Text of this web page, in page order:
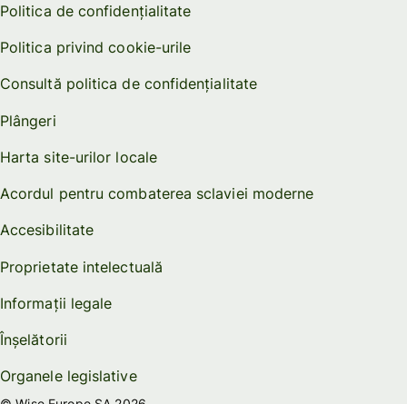
Politica de confidențialitate
Politica privind cookie-urile
Consultă politica de confidențialitate
Plângeri
Harta site-urilor locale
Acordul pentru combaterea sclaviei moderne
Accesibilitate
Proprietate intelectuală
Informații legale
Înșelătorii
Organele legislative